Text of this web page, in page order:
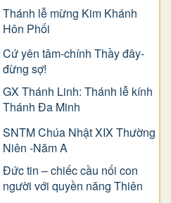
Thánh lễ mừng Kim Khánh
Hôn Phối
Cứ yên tâm-chính Thầy đây-
đừng sợ!
GX Thánh Linh: Thánh lễ kính
Thánh Đa Minh
SNTM Chúa Nhật XIX Thường
Niên -Năm A
Đức tin – chiếc cầu nối con
người với quyền năng Thiên